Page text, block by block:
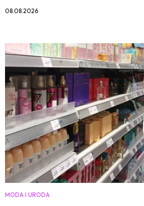
08.08.2026
MODA I URODA